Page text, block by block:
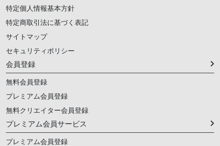
特定個人情報基本方針
特定商取引法に基づく表記
サイトマップ
セキュリティポリシー
会員登録
無料会員登録
プレミアム会員登録
無料クリエイター会員登録
プレミアム会員サービス
プレミアム会員登録